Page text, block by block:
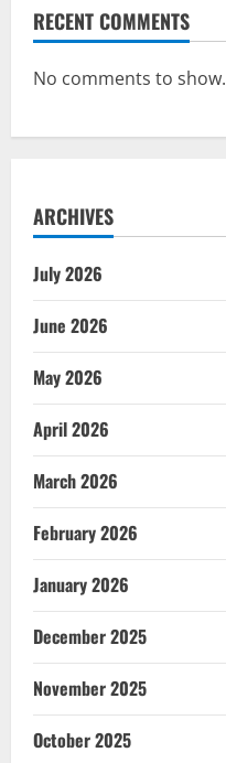
RECENT COMMENTS
No comments to show.
ARCHIVES
July 2026
June 2026
May 2026
April 2026
March 2026
February 2026
January 2026
December 2025
November 2025
October 2025